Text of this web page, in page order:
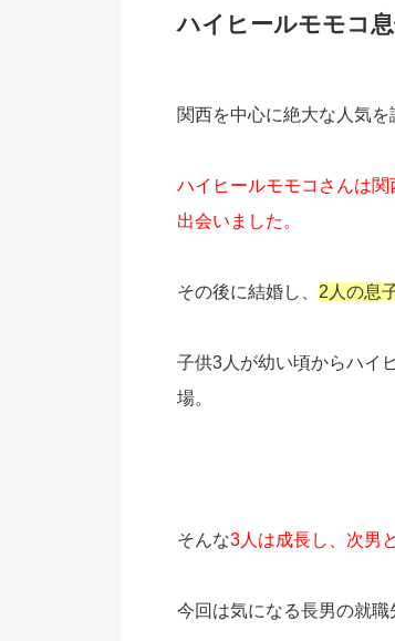
ハイヒールモモコ
関西を中心に絶大な人気を
ハイヒールモモコさんは
出会いました。
その後に結婚し、 2人の息
子供3人が幼い頃からハイ
場。
そんな3人は成長し、次男
今回は気になる長男の就